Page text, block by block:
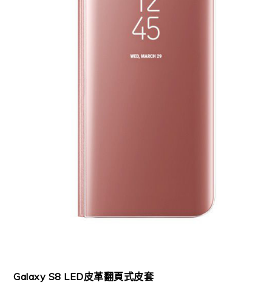
Galaxy S8 LED皮革翻頁式皮套